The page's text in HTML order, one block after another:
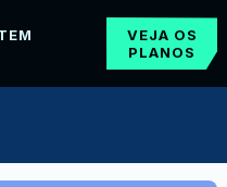
VEJA OS
PLANOS